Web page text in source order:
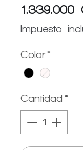
1.339.000
Impuesto
Color*
Cantidad *